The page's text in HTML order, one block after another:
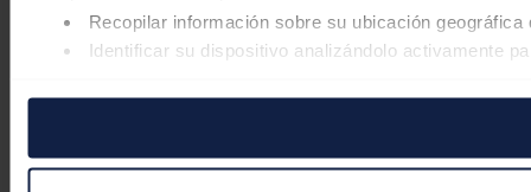
Recopilar información sobre su ubicación
Identificar su dispositivo analizándolo activamente
Las cookies de este sitio web se usan para personalizar el